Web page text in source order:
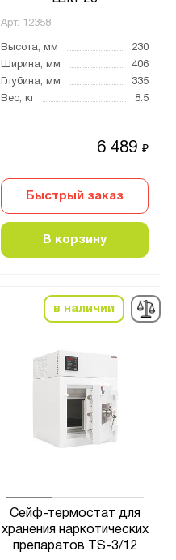
Арт. 12358
Высота, мм
230
Ширина, мм
406
Глубина, мм
335
Вес, кг
8.5
6 489₽
Быстрый заказ
В корзину
в наличии
Сейф-термостат для
хранения наркотических
препаратов TS-3/12